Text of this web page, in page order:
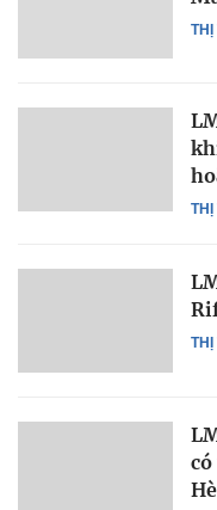
THỊ
THỊ
THỊ